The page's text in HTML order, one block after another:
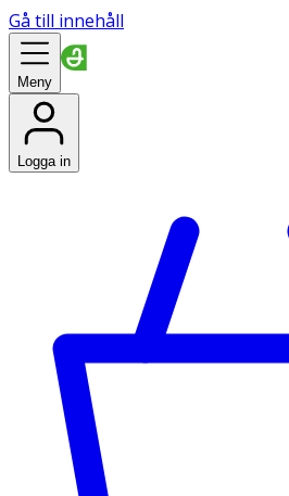
Gå till innehåll
Meny
Logga in